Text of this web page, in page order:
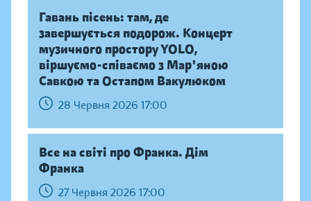
Гавань пісень: там, де
завершується подорож. Концерт
музичного простору YOLO,
віршуємо-співаємо з Мар'яною
Савкою та Остапом Вакулюком
28 Червня 2026 17:00
Все на світі про Франка. Дім
Франка
27 Червня 2026 17:00